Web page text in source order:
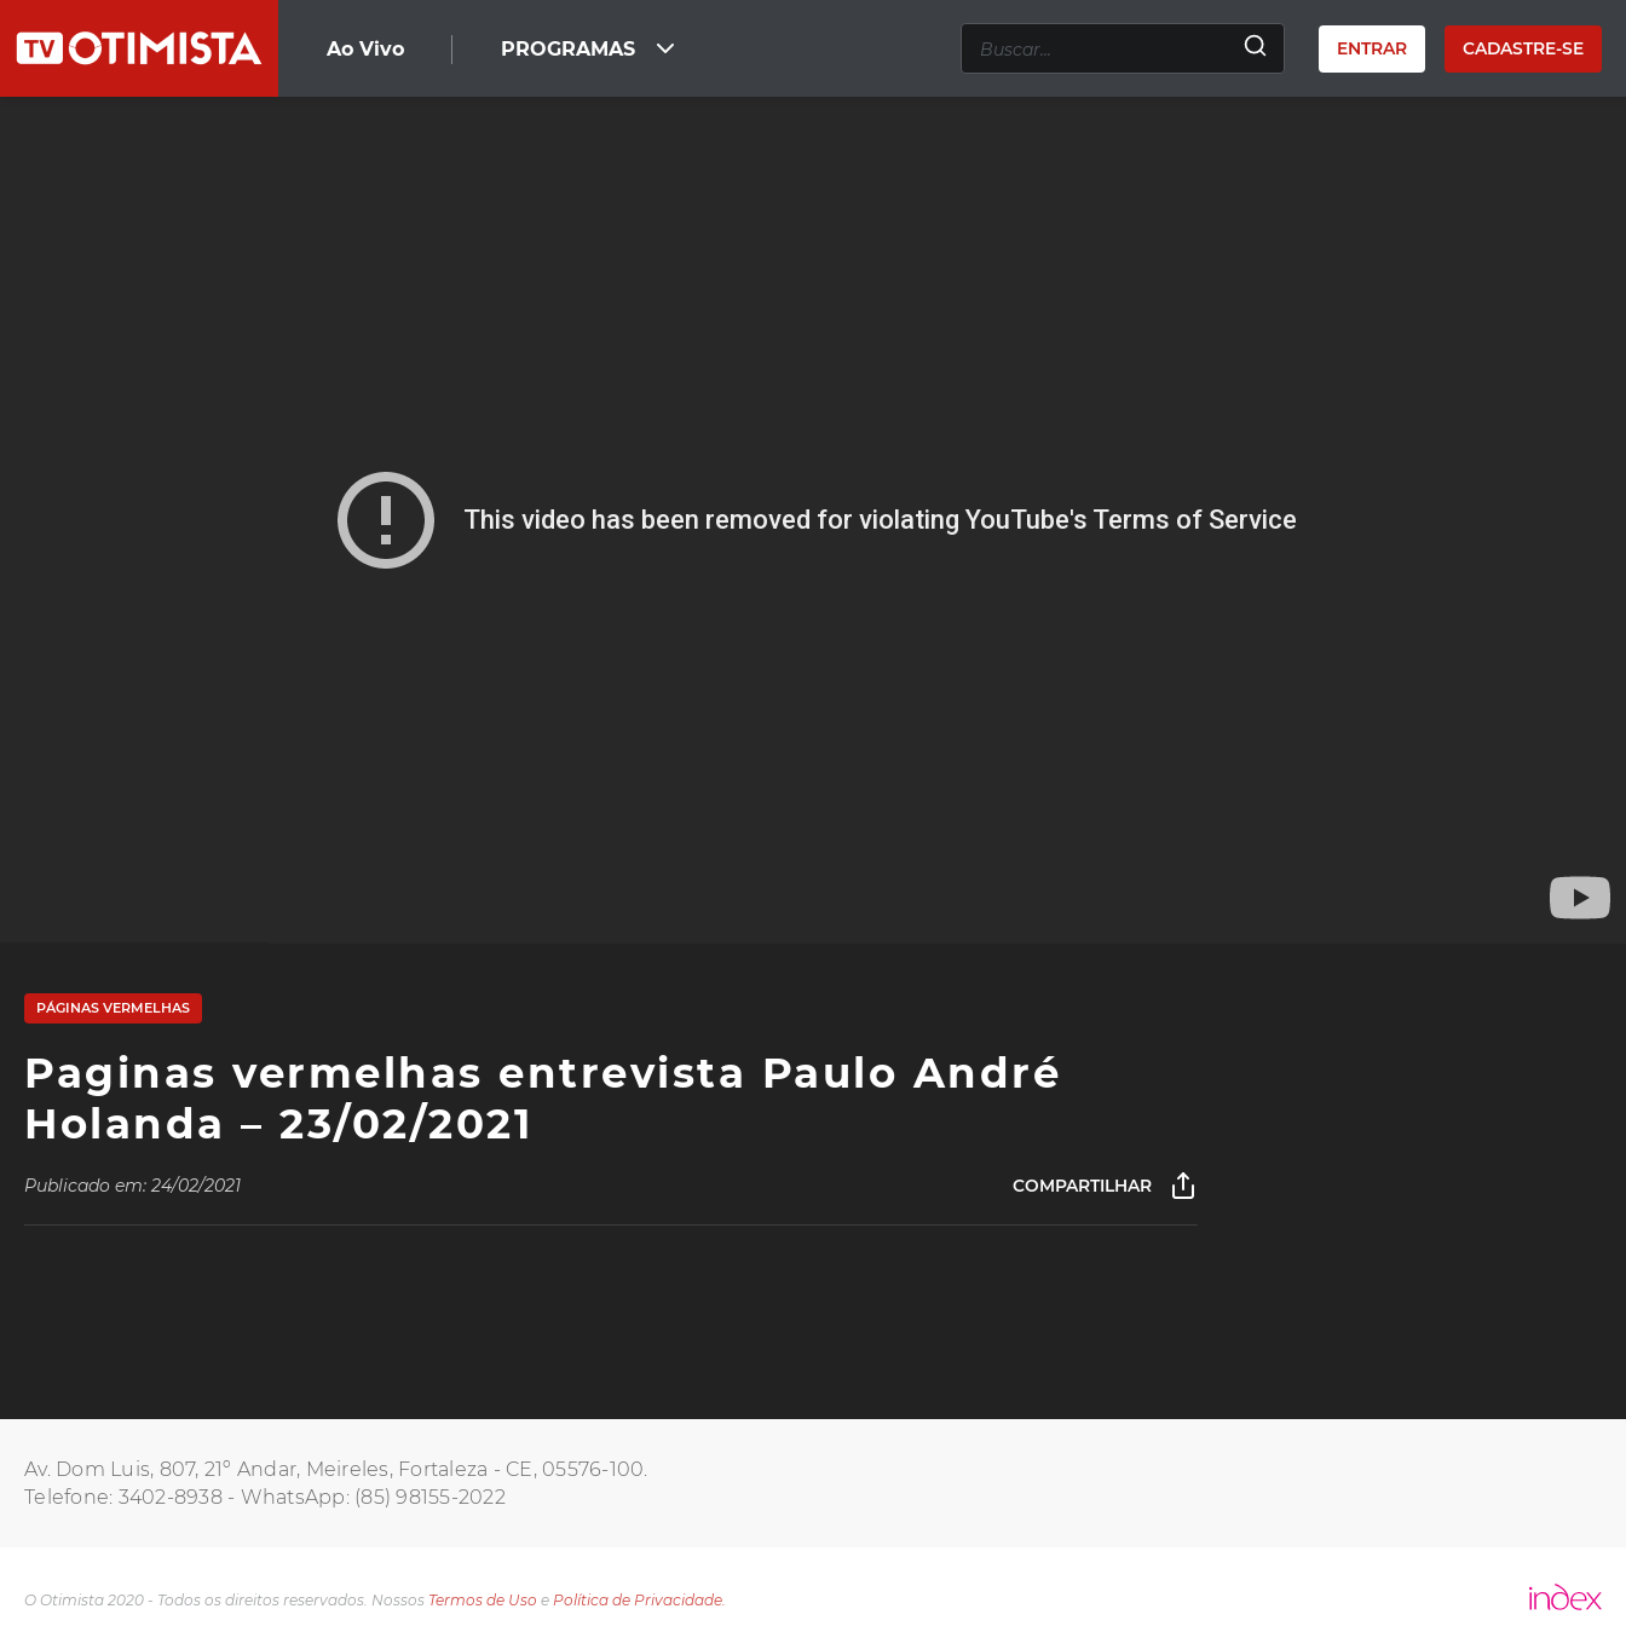
Ao Vivo PROGRAMAS ENTRAR CADASTRE-SE
PÁGINAS VERMELHAS
Paginas vermelhas entrevista Paulo André
Holanda – 23/02/2021
Publicado em: 24/02/2021 COMPARTILHAR
Av. Dom Luis, 807, 21º Andar, Meireles, Fortaleza - CE, 05576-100.
Telefone: 3402-8938 - WhatsApp: (85) 98155-2022
O Otimista 2020 - Todos os direitos reservados. Nossos Termos de Uso e Política de Privacidade.